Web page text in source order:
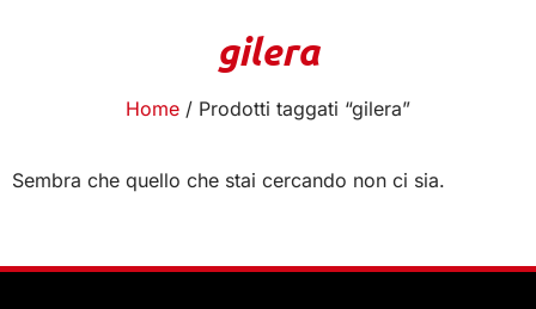
gilera
Home / Prodotti taggati “gilera”
Sembra che quello che stai cercando non ci sia.